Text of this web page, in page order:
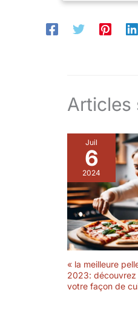
Articles
Juil
6
2024
« la meilleure
2023:
votre façon de